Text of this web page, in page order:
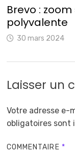
Brevo :
polyvalente
30 mars 2024
Laisser un
Votre adresse e-
obligatoires sont
COMMENTAIRE *